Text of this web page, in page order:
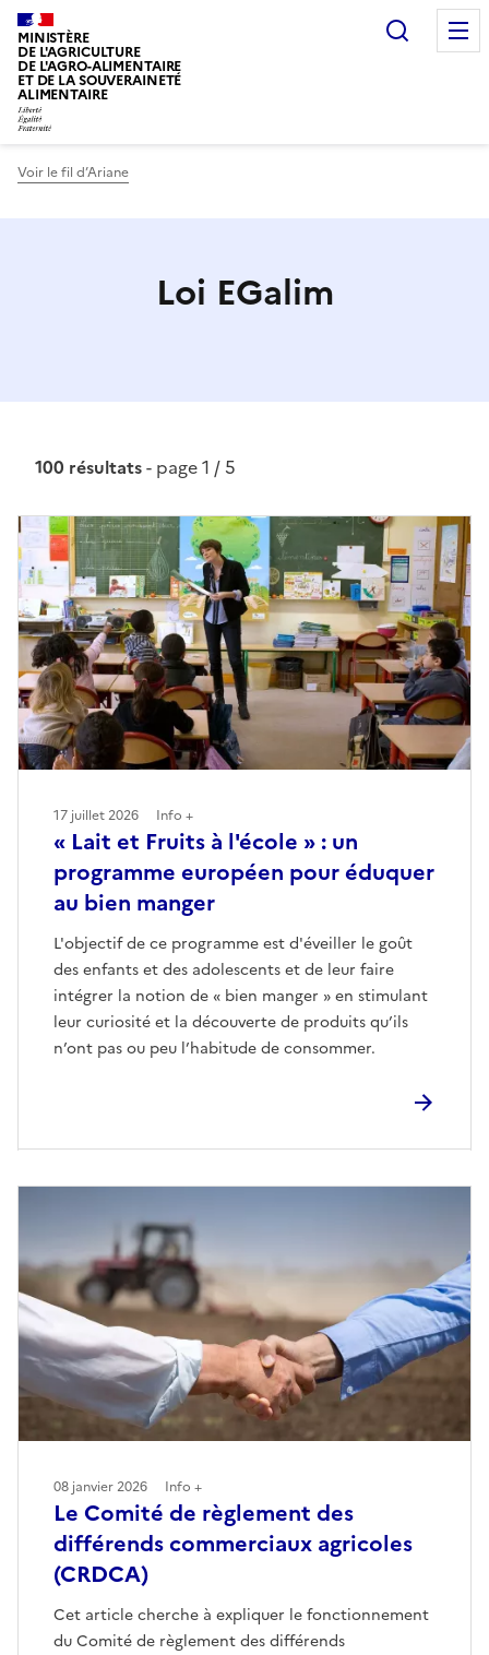
MINISTÈRE
DE L'AGRICULTURE
DE L'AGRO-ALIMENTAIRE
ET DE LA SOUVERAINETÉ
ALIMENTAIRE
Voir le fil d’Ariane
Loi EGalim
100 résultats- page 1 / 5
« Lait et Fruits à l'école » : un
programme européen pour éduquer
au bien manger
L'objectif de ce programme est d'éveiller le goût
des enfants et des adolescents et de leur faire
intégrer la notion de « bien manger » en stimulant
leur curiosité et la découverte de produits qu’ils
n’ont pas ou peu l’habitude de consommer.
17 juillet 2026 Info +
Le Comité de règlement des
différends commerciaux agricoles
(CRDCA)
Cet article cherche à expliquer le fonctionnement
du Comité de règlement des différends
08 janvier 2026 Info +